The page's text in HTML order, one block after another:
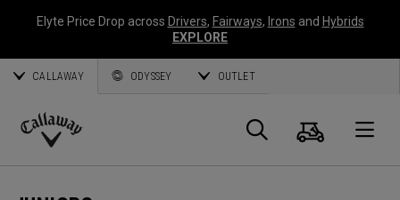
Elyte Price Drop across Drivers, Fairways, Irons and Hybrids
EXPLORE
CALLAWAY ODYSSEY OUTLET
Callaway
Suche